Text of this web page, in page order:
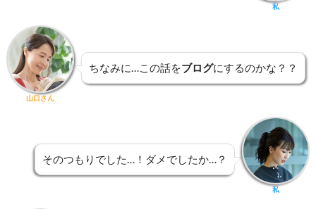
私
山口さん
ちなみに…この話をブログにするのかな？？
そのつもりでした…！ダメでしたか…？
私